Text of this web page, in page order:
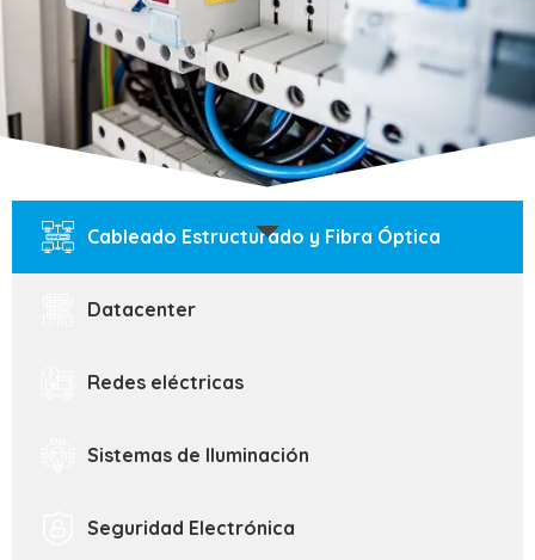
Cableado Estructurado y Fibra Óptica
Datacenter
Redes eléctricas
Sistemas de Iluminación
Seguridad Electrónica